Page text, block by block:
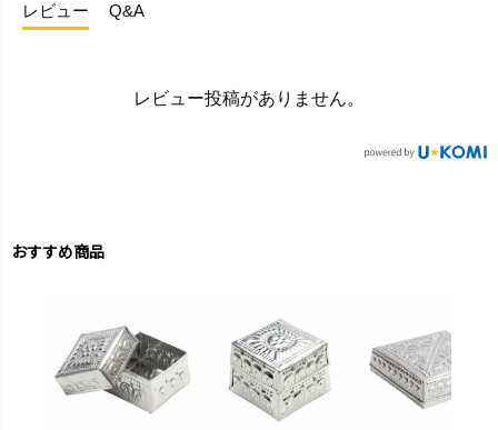
レビュー Q&A
レビュー投稿がありません。
おすすめ商品